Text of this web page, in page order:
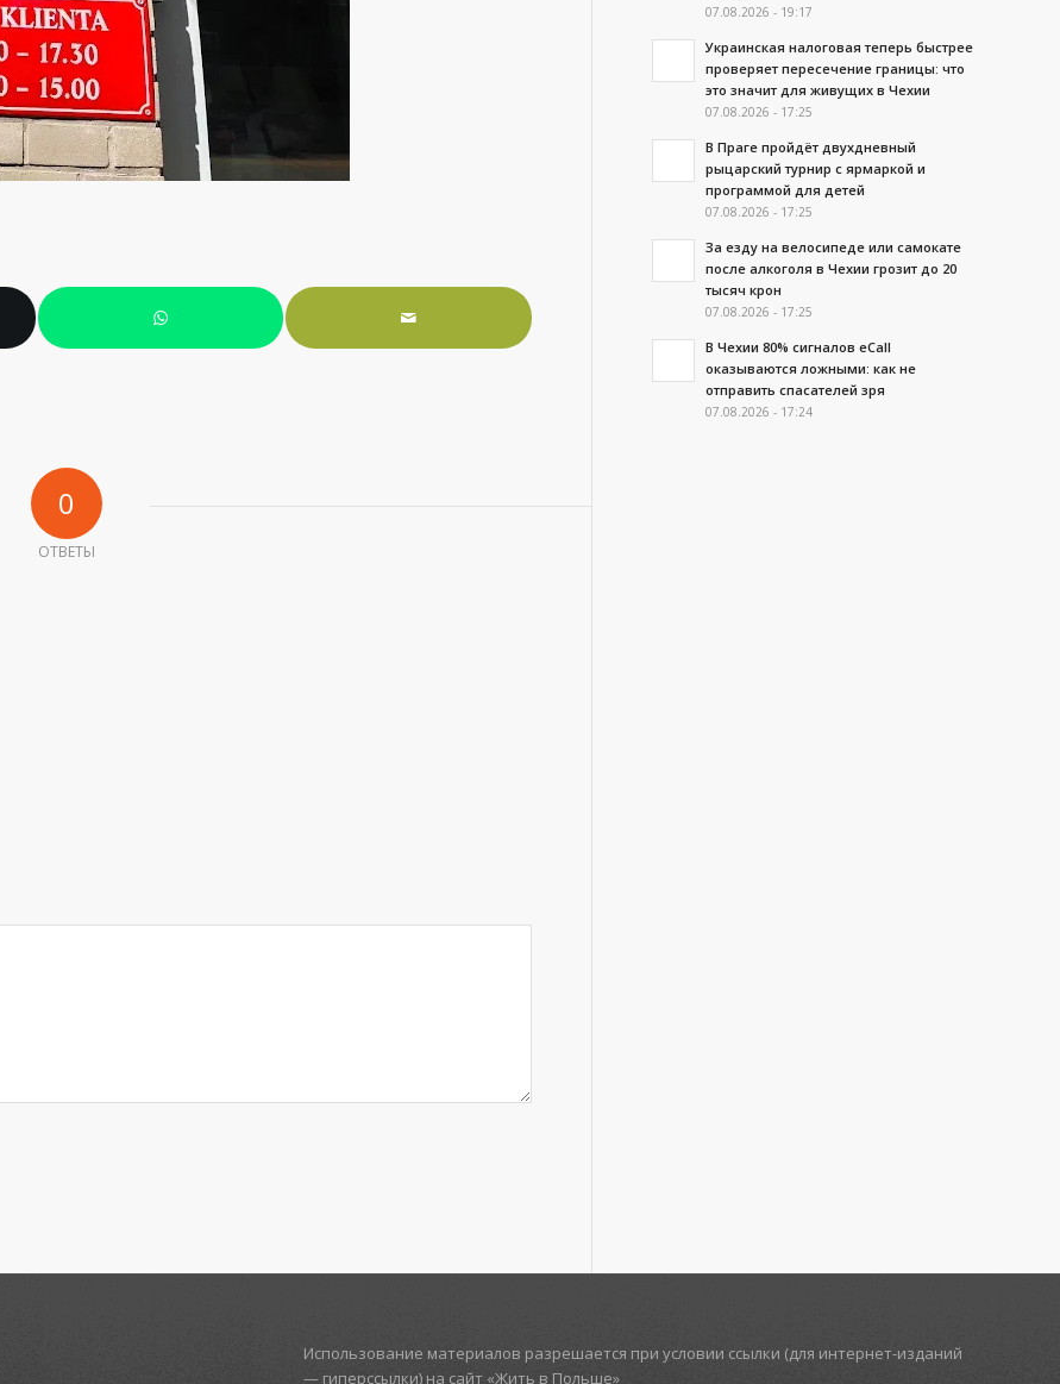
0
ОТВЕТЫ
07.08.2026 - 19:17
Украинская налоговая теперь быстрее
проверяет пересечение границы: что
это значит для живущих в Чехии
07.08.2026 - 17:25
В Праге пройдёт двухдневный
рыцарский турнир с ярмаркой и
программой для детей
07.08.2026 - 17:25
За езду на велосипеде или самокате
после алкоголя в Чехии грозит до 20
тысяч крон
07.08.2026 - 17:25
В Чехии 80% сигналов eCall
оказываются ложными: как не
отправить спасателей зря
07.08.2026 - 17:24
Использование материалов разрешается при условии ссылки (для интернет-изданий
— гиперссылки) на сайт «Жить в Польше»